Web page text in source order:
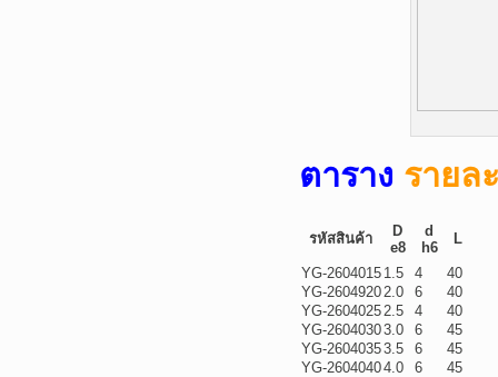
ตาราง รายล
รหัสสินค้า
D
e8
d
h6
L
YG-2604015 1.5 4
40
YG-26049202.0 6
40
YG-26040252.5 4
40
YG-26040303.0 6
45
YG-26040353.5 6
45
YG-26040404.0 6
45